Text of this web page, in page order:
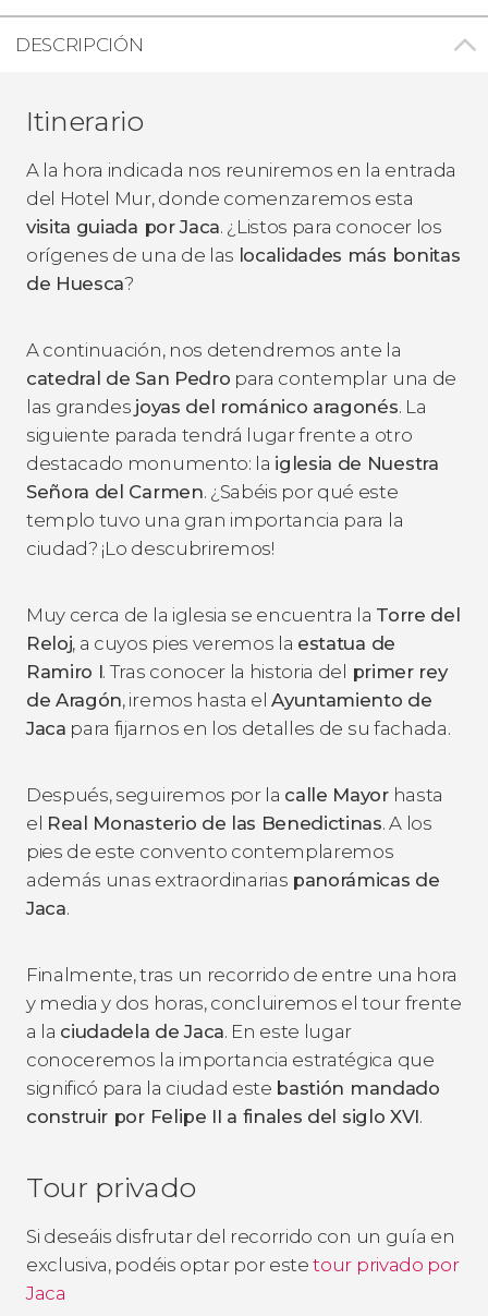
DESCRIPCIÓN
Itinerario
A la hora indicada nos reuniremos en la entrada
del Hotel Mur, donde comenzaremos esta
visita guiada por Jaca. ¿Listos para conocer los
orígenes de una de las localidades más bonitas
de Huesca?
A continuación, nos detendremos ante la
catedral de San Pedro para contemplar una de
las grandes joyas del románico aragonés. La
siguiente parada tendrá lugar frente a otro
destacado monumento: la iglesia de Nuestra
Señora del Carmen. ¿Sabéis por qué este
templo tuvo una gran importancia para la
ciudad? ¡Lo descubriremos!
Muy cerca de la iglesia se encuentra la Torre del
Reloj, a cuyos pies veremos la estatua de
Ramiro I. Tras conocer la historia del primer rey
de Aragón, iremos hasta elAyuntamiento de
Jaca para fijarnos en los detalles de su fachada.
Después, seguiremos por la calle Mayorhasta
el Real Monasterio de las Benedictinas. A los
pies de este convento contemplaremos
además unas extraordinarias panorámicas de
Jaca.
Finalmente, tras un recorrido de entre una hora
y media y dos horas, concluiremos el tour frente
a la ciudadela de Jaca. En este lugar
conoceremos la importancia estratégica que
significó para la ciudad este bastión mandado
construir por Felipe II a finales del siglo XVI.
Tour privado
Si deseáis disfrutar del recorrido con un guía en
exclusiva, podéis optar por estetour privado por
Jaca